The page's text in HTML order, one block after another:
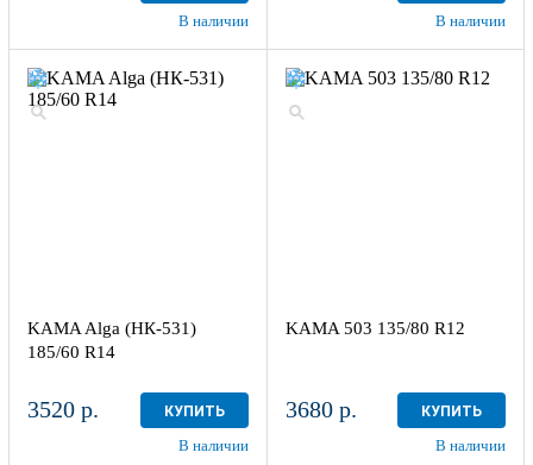
В наличии В наличии
KAMA Alga (НК-531)
185/60 R14
3520 р. КУПИТЬ
В наличии
KAMA 503 135/80 R12
3680 р. КУПИТЬ
В наличии